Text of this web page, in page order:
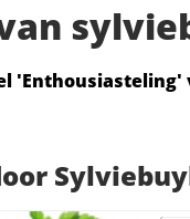
'Enthousiasteling'